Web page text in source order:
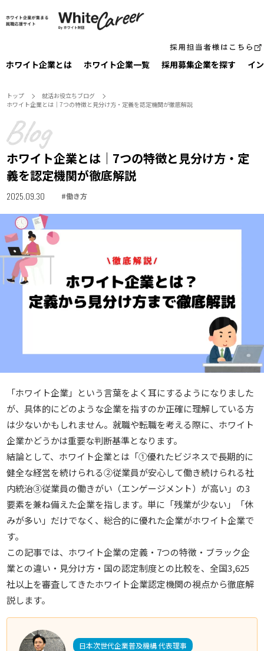
ホワイト企業とは ホワイト企業一覧 採⽤募集企業を探す イ
トップ
就活お役⽴ちブログ
ホワイト企業とは｜7つの特徴と見分け方・定義を認定機関が徹底解説
ホワイト企業とは｜7つの特徴と見分け方・定
義を認定機関が徹底解説
2025.09.30 #働き方
「ホワイト企業」という言葉をよく耳にするようになりました
が、具体的にどのような企業を指すのか正確に理解している方
は少ないかもしれません。就職や転職を考える際に、ホワイト
企業かどうかは重要な判断基準となります。
結論として、ホワイト企業とは「①優れたビジネスで長期的に
健全な経営を続けられる②従業員が安心して働き続けられる社
内統治③従業員の働きがい（エンゲージメント）が高い」の3
要素を兼ね備えた企業を指します。単に「残業が少ない」「休
みが多い」だけでなく、総合的に優れた企業がホワイト企業で
す。
この記事では、 ホワイト企業の定義・7つの特徴・ブラック企
業との違い・見分け方・国の認定制度との比較を、全国3,625
社以上を審査してきたホワイト企業認定機関の視点から徹底解
説します。
日本次世代企業普及機構 代表理事